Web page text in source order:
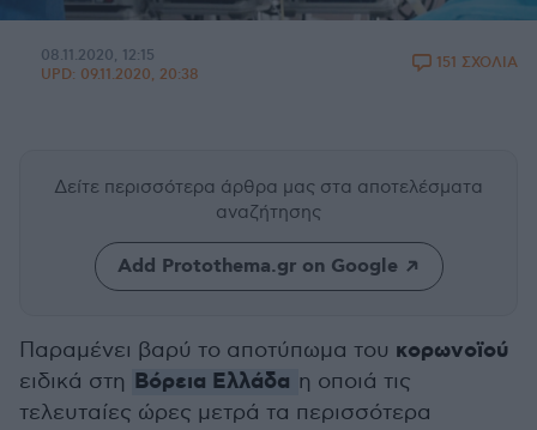
08.11.2020, 12:15
UPD: 09.11.2020, 20:38
151 ΣΧΟΛΙΑ
Δείτε περισσότερα άρθρα μας στα αποτελέσματα
αναζήτησης
Add Protothema.gr on Google
Παραμένει βαρύ το αποτύπωμα του κορωνοϊού
ειδικά στη Βόρεια Ελλάδα η οποιά τις
τελευταίες ώρες μετρά τα περισσότερα